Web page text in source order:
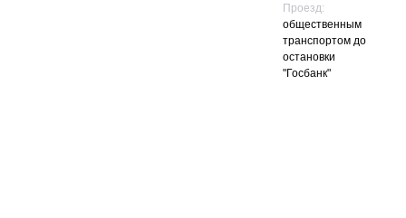
Проезд:
общественным
транспортом до
остановки
"Госбанк"